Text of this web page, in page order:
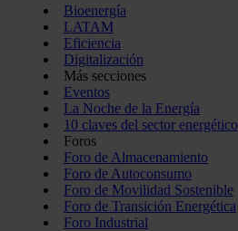
Bioenergía
LATAM
Eficiencia
Digitalización
Más secciones
Eventos
La Noche de la Energía
10 claves del sector energético
Foros
Foro de Almacenamiento
Foro de Autoconsumo
Foro de Movilidad Sostenible
Foro de Transición Energética
Foro Industrial